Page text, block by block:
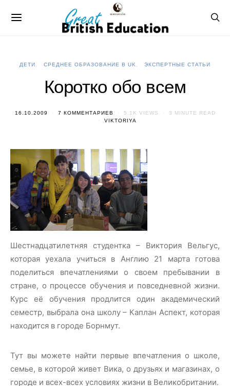
ДЕТИ СРЕДНЕЕ ОБРАЗОВАНИЕ В UK ЭКСПЕРТНЫЕ СТАТЬИ
Коротко обо всем
16.10.2009 7 КОММЕНТАРИЕВ 5.1K VIEWS
3 MINUTE READ
VIKTORIYA
Шестнадцатилетняя студентка – Виктория Вельгус,
которая уехала учиться в Англию 21 марта готова
поделиться впечатлениями о своем пребывании в
стране, о процессе обучения и повседневной жизни.
Курс её обучения продлится один академический
семестр, выбрала она школу – Каплан Аспект, которая
находится в городе Борнмут.
Тут вы можете найти первые впечатления о школе,
семье, в которой живет Вика, о друзьях и магазинах, о
городе и всех-всех условиях жизни в Великобритании.